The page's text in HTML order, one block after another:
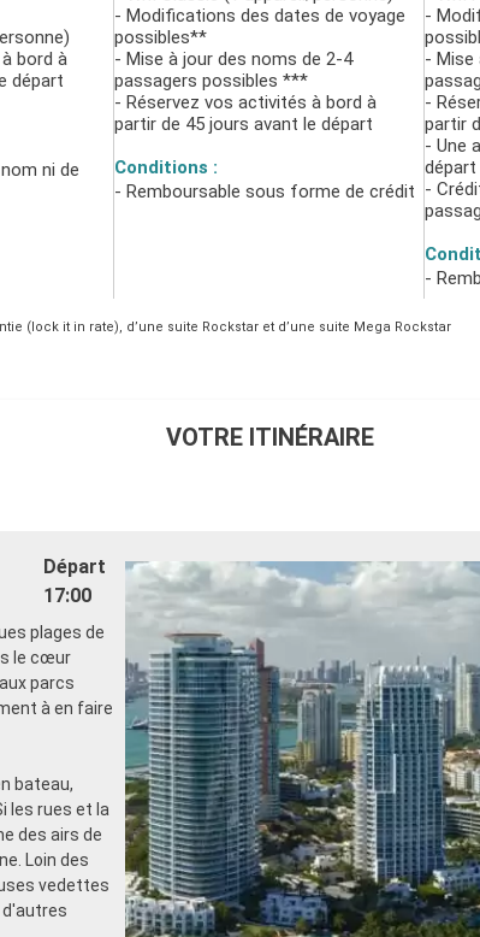
bord à
départ
ni de
- Modifications des dates de voyage
possibles**
- Mise à jour des noms de 2-4
passagers possibles ***
- Réservez vos activités à bord à
partir de 45 jours avant le départ
Conditions :
- Remboursable sous forme de crédit
-
- Mise
-
partir
- Une
départ
-
-
(lock it in rate), d’une suite Rockstar et d’une suite Mega Rockstar
VOTRE ITINÉRAIRE
Départ
17:00
plages de
le cœur
parcs
à en faire
bateau,
les rues et la
des airs de
Loin des
vedettes